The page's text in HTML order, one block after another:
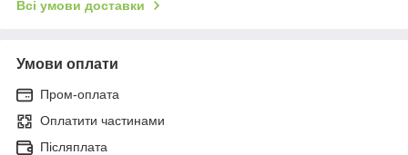
Всі умови доставки
Умови оплати
Пром-оплата
Оплатити частинами
Післяплата